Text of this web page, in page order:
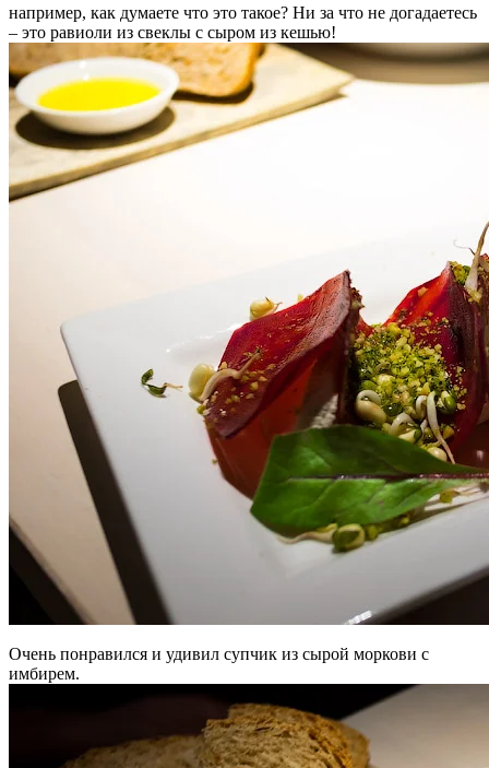
например, как думаете что это такое? Ни за что не догадаетесь
– это равиоли из свеклы с сыром из кешью!
Очень понравился и удивил супчик из сырой моркови с
имбирем.